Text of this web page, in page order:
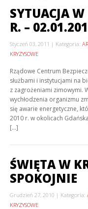
SYTUACJA
R. –
Styczeń 03, 2011 Kategoria:
KRYZYSOWE
Rządowe Centrum
służbami i instytucjami na
z zagrożeniami zimowymi.
wychłodzenia organizmu
się awarie energetyczne,
2010 r. w okolicach
[…]
ŚWIĘTA W
SPOKOJNIE
Grudzień 27, 2010 Kategoria:
KRYZYSOWE